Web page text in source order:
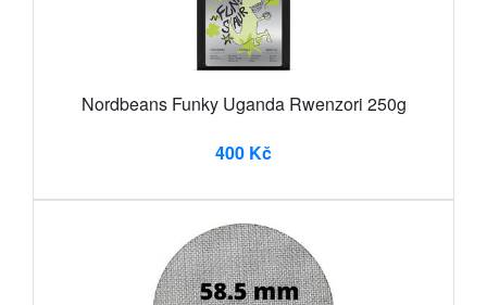
Nordbeans Funky Uganda Rwenzori 250g
400 Kč